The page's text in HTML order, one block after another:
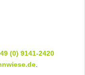
(0) 9141-2420